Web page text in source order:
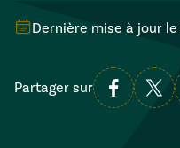
Dernière mise à jour le
Partager sur